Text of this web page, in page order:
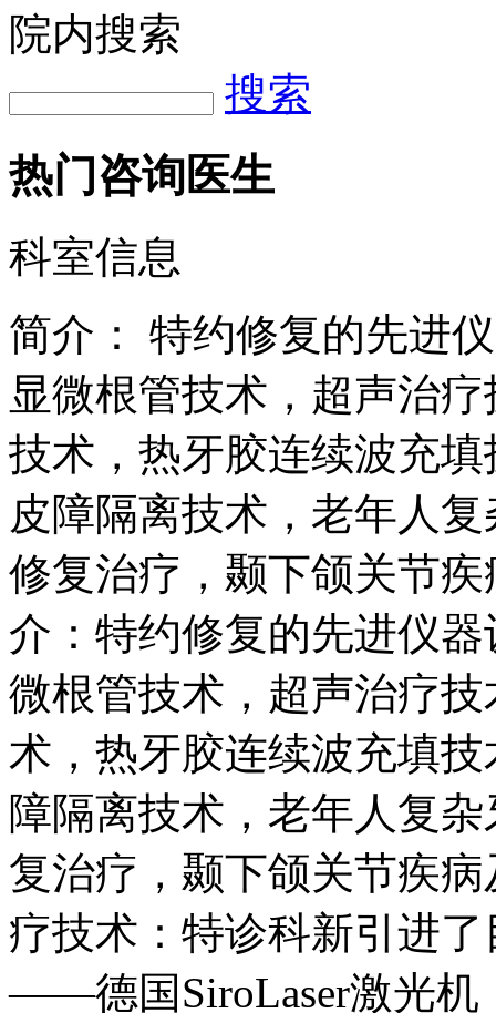
院内搜索
搜索
热门咨询医生
科室信息
简介：
特约修复的先进
显微根管技术，超声治
技术，热牙胶连续波充
皮障隔离技术，老年人
修复治疗，颞下颌关节
介：特约修复的先进仪
微根管技术，超声治疗
术，热牙胶连续波充填
障隔离技术，老年人复
复治疗，颞下颌关节疾
疗技术：特诊科新引进
——德国SiroLaser激光机